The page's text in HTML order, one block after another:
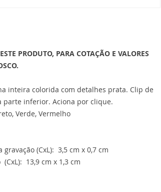
PRODUTO, PARA COTAÇÃO E VALORES
inteira colorida com detalhes prata. Clip de
parte inferior. Aciona por clique.
Verde, Vermelho
(CxL): 3,5 cm x 0,7 cm
13,9 cm x 1,3 cm